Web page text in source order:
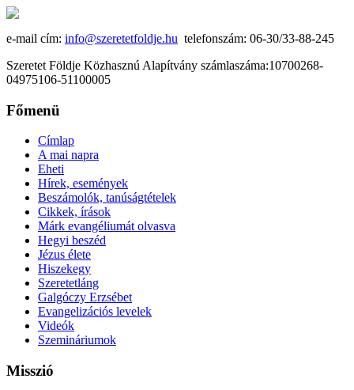
e-mail cím: info@szeretetfoldje.hu telefonszám: 06-30/33-88-245
Szeretet Földje Közhasznú Alapítvány számlaszáma:10700268-
04975106-51100005
Főmenü
Címlap
A mai napra
Eheti
Hírek, események
Beszámolók, tanúságtételek
Cikkek, írások
Márk evangéliumát olvasva
Hegyi beszéd
Jézus élete
Hiszekegy
Szeretetláng
Galgóczy Erzsébet
Evangelizációs levelek
Videók
Szemináriumok
Misszió